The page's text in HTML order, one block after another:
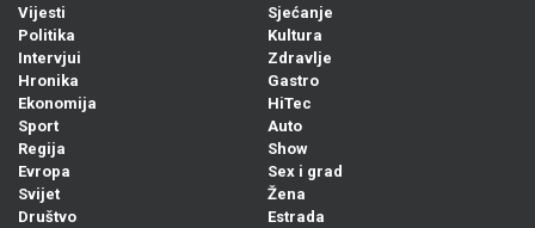
Vijesti
Politika
Intervjui
Hronika
Ekonomija
Sport
Regija
Evropa
Svijet
Društvo
Sjećanje
Kultura
Zdravlje
Gastro
HiTec
Auto
Show
Sex i grad
Žena
Estrada